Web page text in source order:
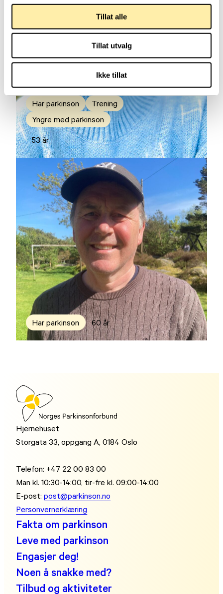
Tillat alle
Tillat utvalg
Ikke tillat
Har parkinson
Trening
Yngre med parkinson
53 år
Har parkinson 60 år
Hjernehuset
Storgata 33, oppgang A, 0184 Oslo
Telefon: +47 22 00 83 00
Man kl. 10:30-14:00, tir-fre kl. 09:00-14:00
E-post:post@parkinson.no
Personvernerklæring
Fakta om parkinson
Leve med parkinson
Engasjer deg!
Noen å snakke med?
Tilbud og aktiviteter